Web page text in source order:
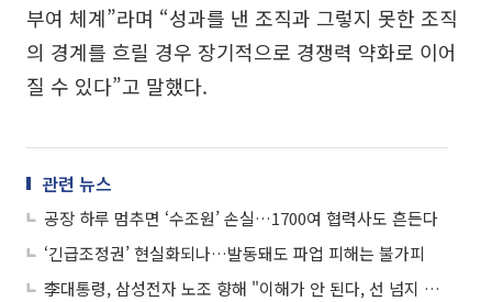
부여 체계”라며 “성과를 낸 조직과 그렇지 못한 조직
의 경계를 흐릴 경우 장기적으로 경쟁력 약화로 이어
질 수 있다”고 말했다.
관련 뉴스
공장 하루 멈추면 ‘수조원’ 손실…1700여 협력사도 흔든다
‘긴급조정권’ 현실화되나…발동돼도 파업 피해는 불가피
李대통령, 삼성전자 노조 향해 "이해가 안 된다, 선 넘지 않아야"